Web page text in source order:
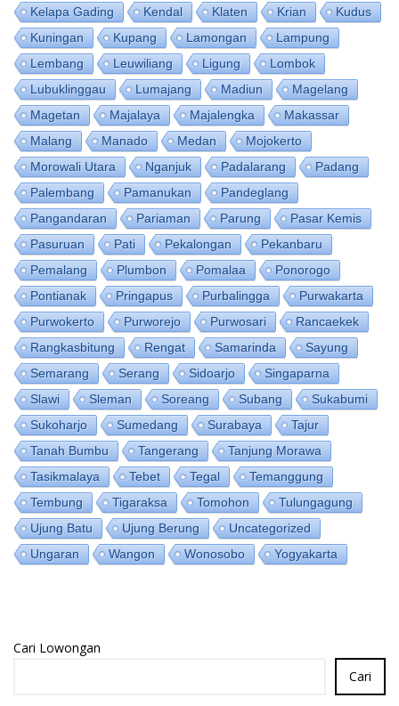
Kelapa Gading
Kendal Klaten Krian
Kudus
Kuningan
Kupang Lamongan
Lampung
Lembang
Leuwiliang Ligung
Lombok
Lubuklinggau
Lumajang Madiun
Magelang
Magetan
Majalaya Majalengka
Makassar
Malang
Manado Medan
Mojokerto
Morowali Utara
Nganjuk Padalarang
Padang
Palembang
Pamanukan
Pandeglang
Pangandaran
Pariaman Parung
Pasar Kemis
Pasuruan
Pati Pekalongan
Pekanbaru
Pemalang
Plumbon Pomalaa
Ponorogo
Pontianak
Pringapus Purbalingga
Purwakarta
Purwokerto
Purworejo Purwosari
Rancaekek
Rangkasbitung
Rengat Samarinda
Sayung
Semarang
Serang Sidoarjo
Singaparna
Slawi
Sleman Soreang Subang
Sukabumi
Sukoharjo
Sumedang Surabaya
Tajur
Tanah Bumbu
Tangerang
Tanjung Morawa
Tasikmalaya
Tebet Tegal
Temanggung
Tembung
Tigaraksa Tomohon
Tulungagung
Ujung Batu
Ujung Berung
Uncategorized
Ungaran
Wangon Wonosobo Yogyakarta
Cari Lowongan
Cari